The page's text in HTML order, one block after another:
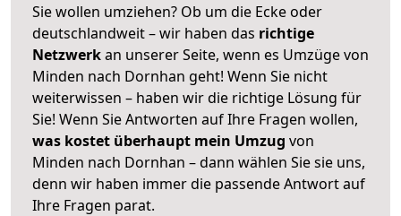
Sie wollen umziehen? Ob um die Ecke oder
deutschlandweit – wir haben das richtige
Netzwerkan unserer Seite, wenn es Umzüge von
Minden nach Dornhan geht! Wenn Sie nicht
weiterwissen – haben wir die richtige Lösung für
Sie! Wenn Sie Antworten auf Ihre Fragen wollen,
was kostet überhaupt mein Umzug von
Minden nach Dornhan – dann wählen Sie sie uns,
denn wir haben immer die passende Antwort auf
Ihre Fragen parat.